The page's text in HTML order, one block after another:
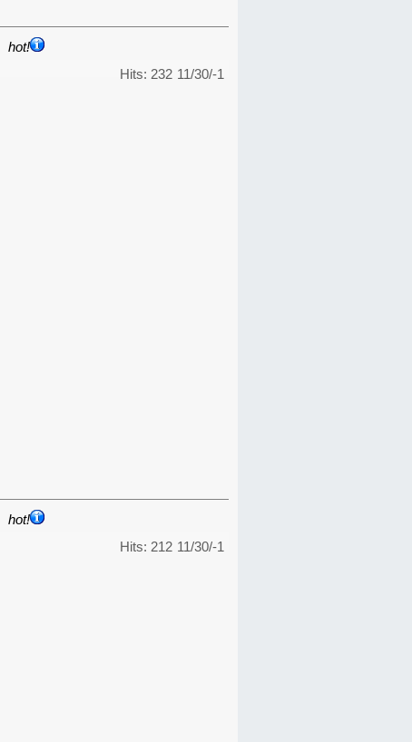
hot!
11/30/-1
Hits: 232
hot!
11/30/-1
Hits: 212